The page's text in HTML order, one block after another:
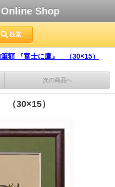
Online Shop
検索
額 『富士に鷹』 （30×15）
次の商品へ
30×15）